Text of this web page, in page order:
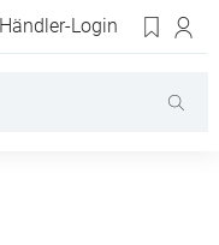
Händler-Login